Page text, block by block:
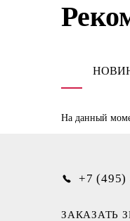
На данный
+7 (495)
ЗАКАЗАТЬ